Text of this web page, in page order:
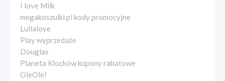
I love Milk
megakoszulki.pl kody promocyjne
Lullalove
Play wyprzedaże
Douglas
Planeta Klocków kupony rabatowe
OleOle!